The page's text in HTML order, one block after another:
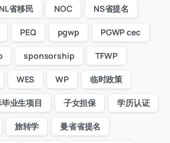
NL省移民 NOC NS省提名
PEQ pgwp PGWP cec
sponsorship TFWP
WES WP 临时政策
业生项目 子女担保 学历认证
旅转学 曼省省提名